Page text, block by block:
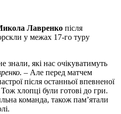
Лавренко після
у межах 17-го туру
знали, які нас очікуватимуть
– Але перед матчем
після останньої впевненої
хлопці були готові до гри.
команда, також пам’ятали